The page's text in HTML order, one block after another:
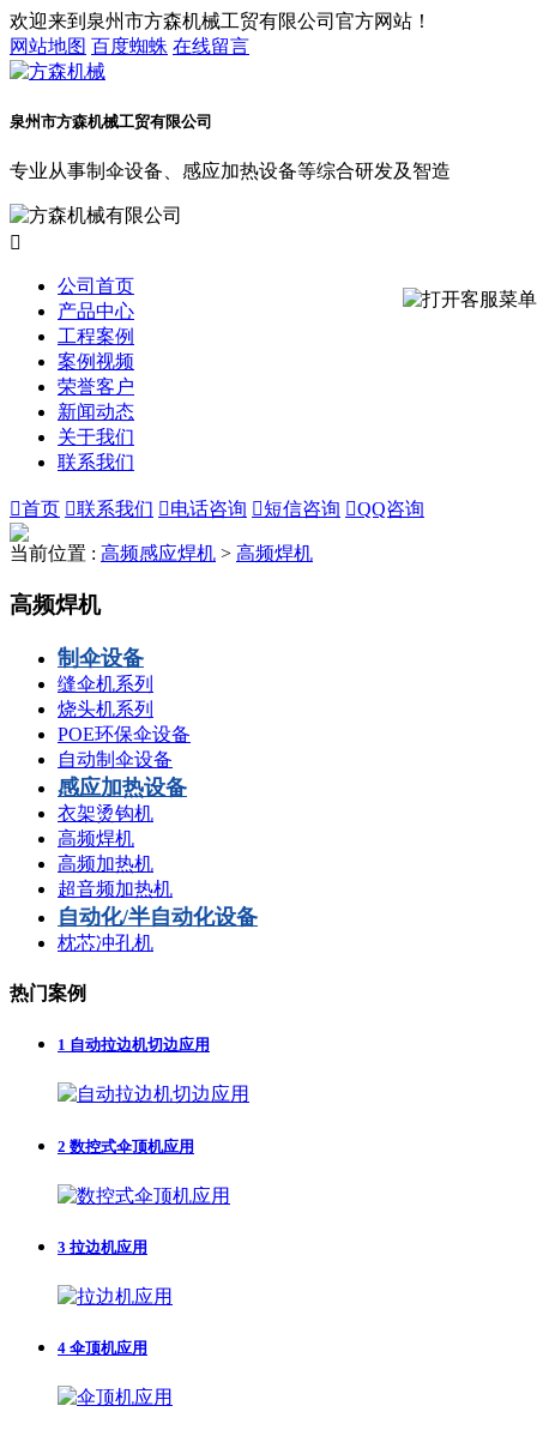
欢迎来到泉州市方森机械工贸有限公司官方网站！
网站地图 百度蜘蛛 在线留言
泉州市方森机械工贸有限公司
专业从事制伞设备、感应加热设备等综合研发及智造

公司首页
产品中心
工程案例
案例视频
荣誉客户
新闻动态
关于我们
联系我们
首页 联系我们 电话咨询 短信咨询 QQ咨询
当前位置 : 高频感应焊机 > 高频焊机
高频焊机
制伞设备
缝伞机系列
烧头机系列
POE环保伞设备
自动制伞设备
感应加热设备
衣架烫钩机
高频焊机
高频加热机
超音频加热机
自动化/半自动化设备
枕芯冲孔机
热门案例
1 自动拉边机切边应用
2 数控式伞顶机应用
3 拉边机应用
4 伞顶机应用